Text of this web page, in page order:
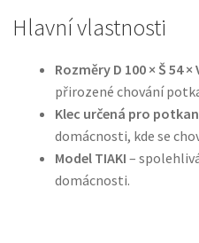
Hlavní vlastnosti
Rozměry D 100 × Š 54 ×
přirozené chování
Klec určená pro
domácnosti, kde se
Model TIAKI –
domácnosti.